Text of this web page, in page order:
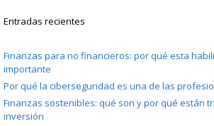
Entradas recientes
Finanzas para no financieros: por qué esta
importante
Por qué la ciberseguridad es una de las
Finanzas sostenibles: qué son y por qué están
inversión